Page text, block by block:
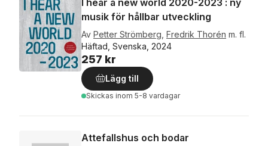
I hear a new world 2020-2023 : ny
musik för hållbar utveckling
Av Petter Strömberg Fredrik Thorén m. fl.
Häftad, Svenska, 2024
257 kr
Lägg till
Skickas inom 5-8 vardagar
Attefallshus och bodar